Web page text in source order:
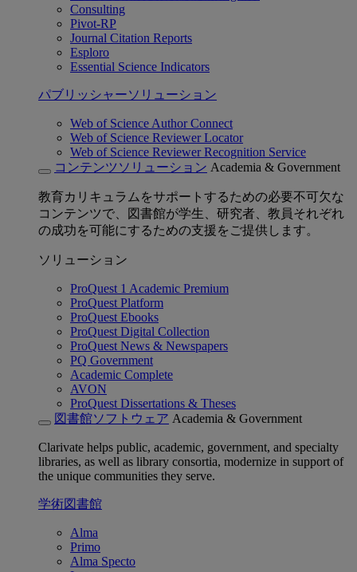
Consulting
Pivot-RP
Journal Citation Reports
Esploro
Essential Science Indicators
パブリッシャーソリューション
Web of Science Author Connect
Web of Science Reviewer Locator
Web of Science Reviewer Recognition Service
コンテンツソリューション Academia & Government
教育カリキュラムをサポートするための必要不可欠な
コンテンツで、図書館が学生、研究者、教員それぞれ
の成功を可能にするための支援をご提供します。
ソリューション
ProQuest 1 Academic Premium
ProQuest Platform
ProQuest Ebooks
ProQuest Digital Collection
ProQuest News & Newspapers
PQ Government
Academic Complete
AVON
ProQuest Dissertations & Theses
図書館ソフトウェア Academia & Government
Clarivate helps public, academic, government, and specialty
libraries, as well as library consortia, modernize in support of
the unique communities they serve.
学術図書館
Alma
Primo
Alma Specto